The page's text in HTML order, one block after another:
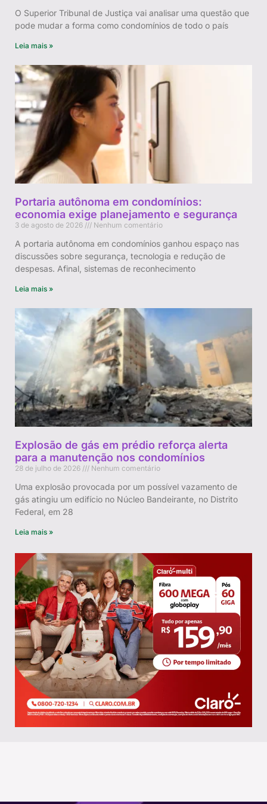
O Superior Tribunal de Justiça vai analisar uma questão que
pode mudar a forma como condomínios de todo o país
Leia mais »
Portaria autônoma em condomínios:
economia exige planejamento e segurança
3 de agosto de 2026 Nenhum comentário
A portaria autônoma em condomínios ganhou espaço nas
discussões sobre segurança, tecnologia e redução de
despesas. Afinal, sistemas de reconhecimento
Leia mais »
Explosão de gás em prédio reforça alerta
para a manutenção nos condomínios
28 de julho de 2026 Nenhum comentário
Uma explosão provocada por um possível vazamento de
gás atingiu um edifício no Núcleo Bandeirante, no Distrito
Federal, em 28
Leia mais »